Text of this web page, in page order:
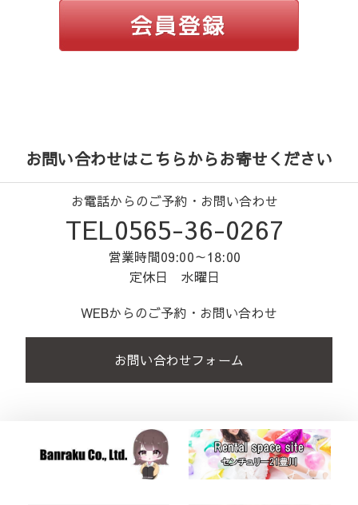
お問い合わせはこちらからお寄せください
お電話からのご予約・お問い合わせ
TEL0565-36-0267
営業時間09:00～18:00
定休日 水曜日
WEBからのご予約・お問い合わせ
お問い合わせフォーム